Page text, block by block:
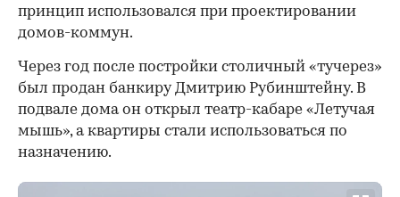
принцип использовался при проектировании
домов-коммун.
Через год после постройки столичный «тучерез»
был продан банкиру Дмитрию Рубинштейну. В
подвале дома он открыл театр-кабаре «Летучая
мышь», а квартиры стали использоваться по
назначению.